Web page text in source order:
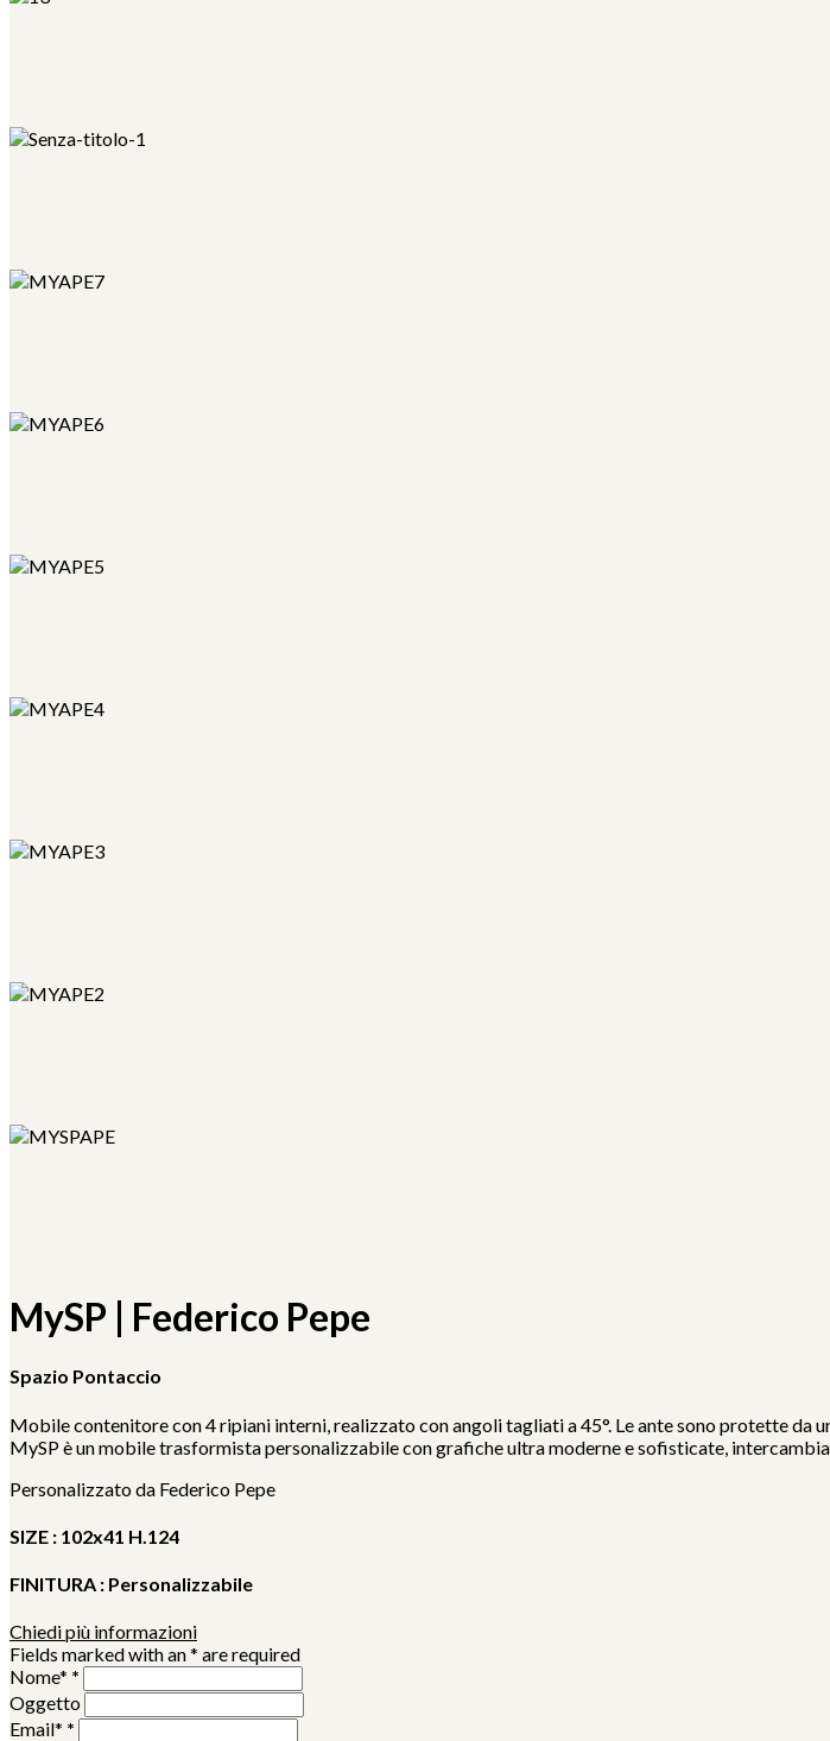
MySP | Federico Pepe
Spazio Pontaccio
Mobile contenitore con 4 ripiani interni, realizzato con angoli tagliati a 45°. Le ante sono protette da
MySP è un mobile trasformista personalizzabile con grafiche ultra moderne e sofisticate,
Personalizzato da Federico Pepe
SIZE : 102x41 H.124
FINITURA : Personalizzabile
Chiedi più informazioni
Fields marked with an * are required
Nome* *
Oggetto
Email* *